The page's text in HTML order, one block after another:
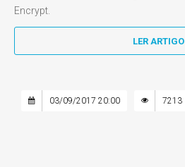
Encrypt.
LER ARTIGO
03/09/2017 20:00 7213